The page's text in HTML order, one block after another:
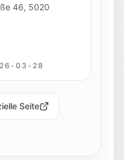
46, 5020
03-28
Seite